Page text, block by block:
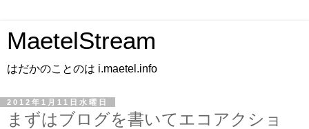
MaetelStream
はだかのことのは i.maetel.info
2012年1月11日水曜日
まずはブログを書いてエコアクショ